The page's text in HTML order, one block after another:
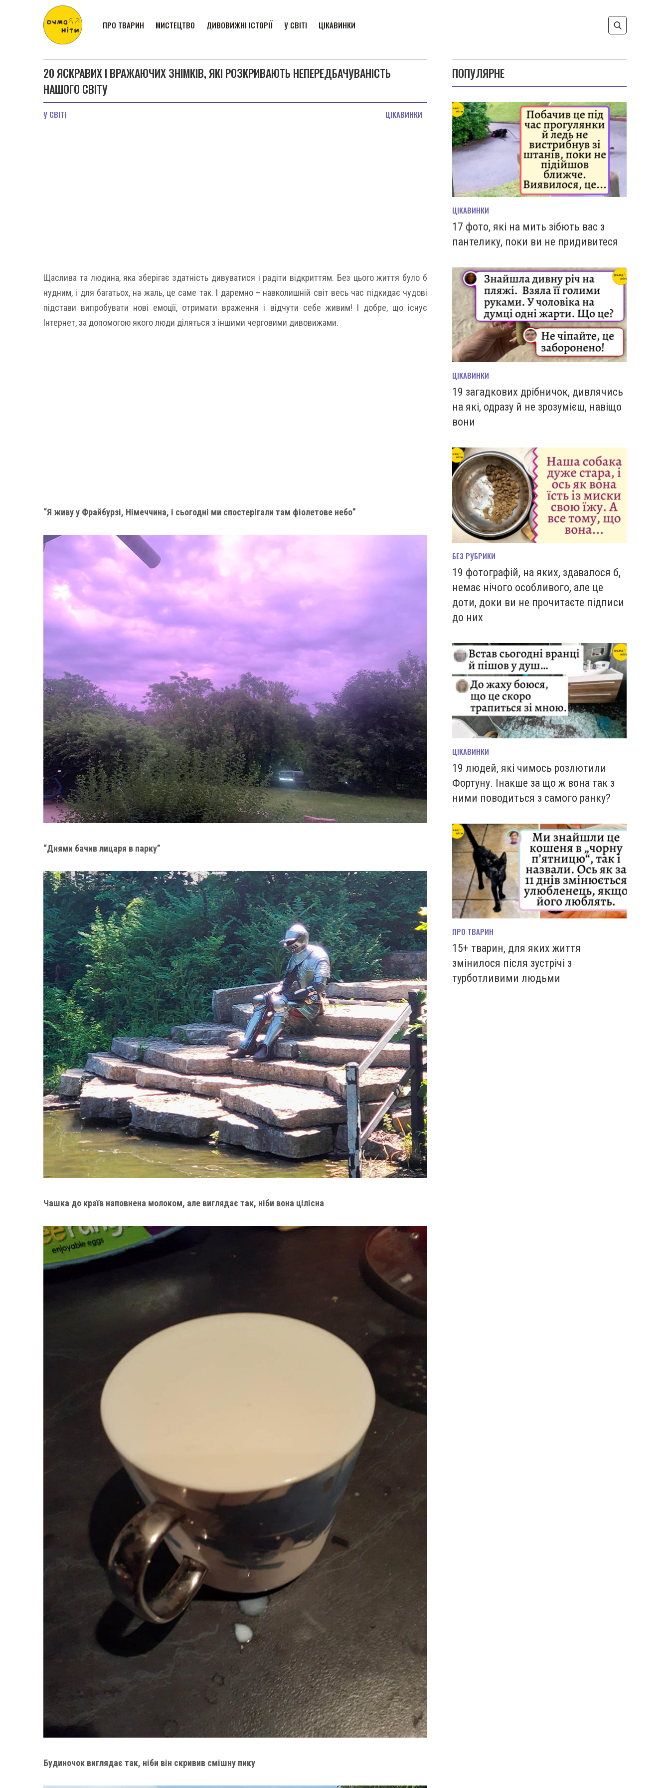
ПРО ТВАРИН МИСТЕЦТВО ДИВОВИЖНІ ІСТОРІЇ У СВІТІ ЦІКАВИНКИ
20 ЯСКРАВИХ І ВРАЖАЮЧИХ ЗНІМКІВ, ЯКІ РОЗКРИВАЮТЬ НЕПЕРЕДБАЧУВАНІСТЬ
НАШОГО СВІТУ
У СВІТІ ЦІКАВИНКИ
Щаслива та людина, яка зберігає здатність дивуватися і радіти відкриттям. Без цього життя було б
нудним, і для багатьох, на жаль, це саме так. І даремно – навколишній світ весь час підкидає чудові
підстави випробувати нові емоції, отримати враження і відчути себе живим! І добре, що існує
Інтернет, за допомогою якого люди діляться з іншими черговими дивовижами.
“Я живу у Фрайбурзі, Німеччина, і сьогодні ми спостерігали там фіолетове небо”
“Днями бачив лицаря в парку”
Чашка до країв наповнена молоком, але виглядає так, ніби вона цілісна
Будиночок виглядає так, ніби він скривив смішну пику
ПОПУЛЯРНЕ
ЦІКАВИНКИ
17 фото, які на мить зiбють вас з
пантелику, поки ви не придивитеся
ЦІКАВИНКИ
19 загадкових дрібничок, дивлячись
на які, одразу й не зрозумієш, навіщо
вони
БЕЗ РУБРИКИ
19 фотографій, на яких, здавалося б,
немає нічого особливого, але це
доти, доки ви не прочитаєте підписи
до них
ЦІКАВИНКИ
19 людей, які чимось розлютили
Фортуну. Інакше за що ж вона так з
ними поводиться з самого ранку?
ПРО ТВАРИН
15+ тварин, для яких життя
змінилося після зустрічі з
турботливими людьми